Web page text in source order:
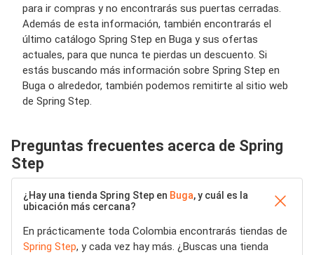
para ir compras y no encontrarás sus puertas cerradas.
Además de esta información, también encontrarás el
último catálogo Spring Step en Buga y sus ofertas
actuales, para que nunca te pierdas un descuento. Si
estás buscando más información sobre Spring Step en
Buga o alrededor, también podemos remitirte al sitio web
de Spring Step.
Preguntas frecuentes acerca de Spring
Step
¿Hay una tienda Spring Step en Buga, y cuál es la
ubicación más cercana?
En prácticamente toda Colombia encontrarás tiendas de
Spring Step, y cada vez hay más. ¿Buscas una tienda